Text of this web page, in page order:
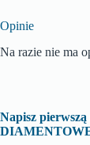
Opinie
Na razie nie ma
Napisz